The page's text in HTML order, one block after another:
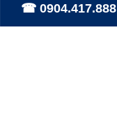
☎ 0904.417.888